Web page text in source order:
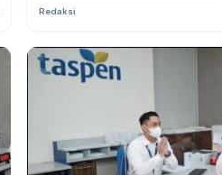
Redaksi